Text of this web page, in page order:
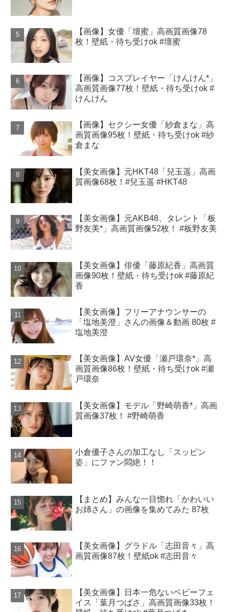
【画像】女優「壇蜜」高画質画像78
枚！壁紙・待ち受けok #壇蜜
【画像】コスプレイヤー「けんけん*」
高画質画像77枚！壁紙・待ち受けok #
けんけん
【画像】セクシー女優「紗倉まな」高
画質画像95枚！壁紙・待ち受けok #紗
倉まな
【美女画像】元HKT48「兒玉遥」高画
質画像68枚！#兒玉遥 #HKT48
【美女画像】元AKB48、タレント「板
野友美*」高画質画像52枚！ #板野友美
【美女画像】俳優「藤原紀香」高画質
画像90枚！壁紙・待ち受けok #藤原紀
香
【美女画像】フリーアナウンサーの
「塩地美澄」さんの画像＆動画 80枚 #
塩地美澄
【美女画像】AV女優「瀬戸環奈*」高
画質画像86枚！壁紙・待ち受けok #瀬
戸環奈
【美女画像】モデル「野崎萌香*」高画
質画像37枚！ #野崎萌香
小倉優子さんの加工なし「スッピン
姿」にファン悶絶！！
【まとめ】みんな一目惚れ「かわいい
お姉さん」の画像を集めてみた 87枚
【美女画像】グラドル「志田音々」高
画質画像87枚！壁紙ok #志田音々
【美女画像】日本一危ないベビーフェ
イス「葉月つばさ」高画質画像33枚！